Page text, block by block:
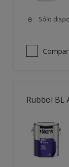
Sólo
Rubbol BL